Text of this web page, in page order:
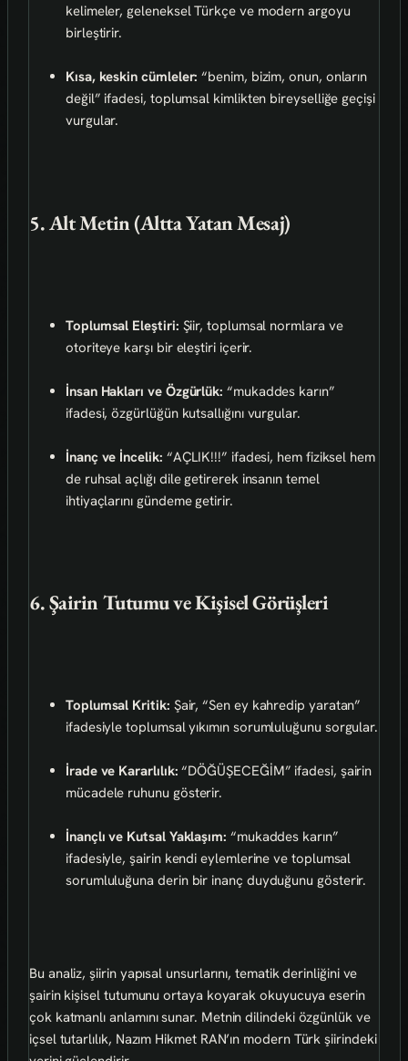
kelimeler, geleneksel Türkçe ve modern argoyu
birleştirir.
Kısa, keskin cümleler: “benim, bizim, onun, onların
değil” ifadesi, toplumsal kimlikten bireyselliğe geçişi
vurgular.
5. Alt Metin (Altta Yatan Mesaj)
Toplumsal Eleştiri: Şiir, toplumsal normlara ve
otoriteye karşı bir eleştiri içerir.
İnsan Hakları ve Özgürlük: “mukaddes karın”
ifadesi, özgürlüğün kutsallığını vurgular.
İnanç ve İncelik: “AÇLIK!!!” ifadesi, hem fiziksel hem
de ruhsal açlığı dile getirerek insanın temel
ihtiyaçlarını gündeme getirir.
6. Şairin Tutumu ve Kişisel Görüşleri
Toplumsal Kritik: Şair, “Sen ey kahredip yaratan”
ifadesiyle toplumsal yıkımın sorumluluğunu sorgular.
İrade ve Kararlılık: “DÖĞÜŞECEĞİM” ifadesi, şairin
mücadele ruhunu gösterir.
İnançlı ve Kutsal Yaklaşım: “mukaddes karın”
ifadesiyle, şairin kendi eylemlerine ve toplumsal
sorumluluğuna derin bir inanç duyduğunu gösterir.
Bu analiz, şiirin yapısal unsurlarını, tematik derinliğini ve
şairin kişisel tutumunu ortaya koyarak okuyucuya eserin
çok katmanlı anlamını sunar. Metnin dilindeki özgünlük ve
içsel tutarlılık, Nazım Hikmet RAN’ın modern Türk şiirindeki